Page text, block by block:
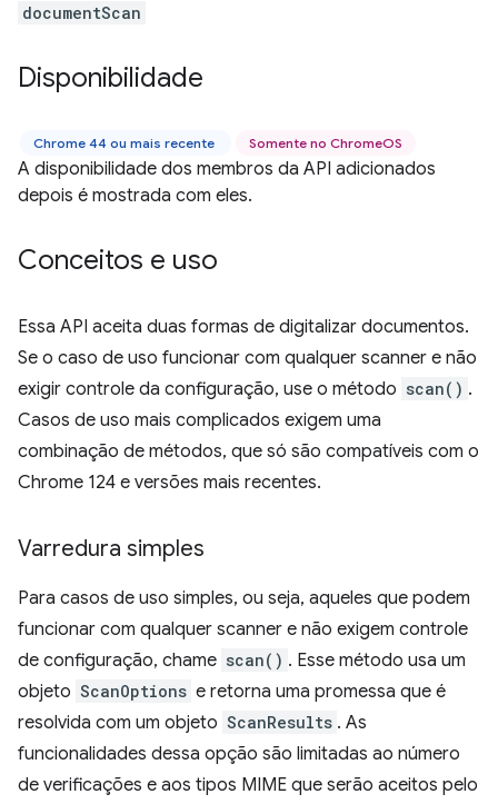
documentScan
Disponibilidade
Chrome 44 ou mais recente Somente no ChromeOS
A disponibilidade dos membros da API adicionados
depois é mostrada com eles.
Conceitos e uso
Essa API aceita duas formas de digitalizar documentos.
Se o caso de uso funcionar com qualquer scanner e não
exigir controle da configuração, use o método scan() .
Casos de uso mais complicados exigem uma
combinação de métodos, que só são compatíveis com o
Chrome 124 e versões mais recentes.
Varredura simples
Para casos de uso simples, ou seja, aqueles que podem
funcionar com qualquer scanner e não exigem controle
de configuração, chame scan() . Esse método usa um
objeto ScanOptions e retorna uma promessa que é
resolvida com um objeto ScanResults . As
funcionalidades dessa opção são limitadas ao número
de verificações e aos tipos MIME que serão aceitos pelo